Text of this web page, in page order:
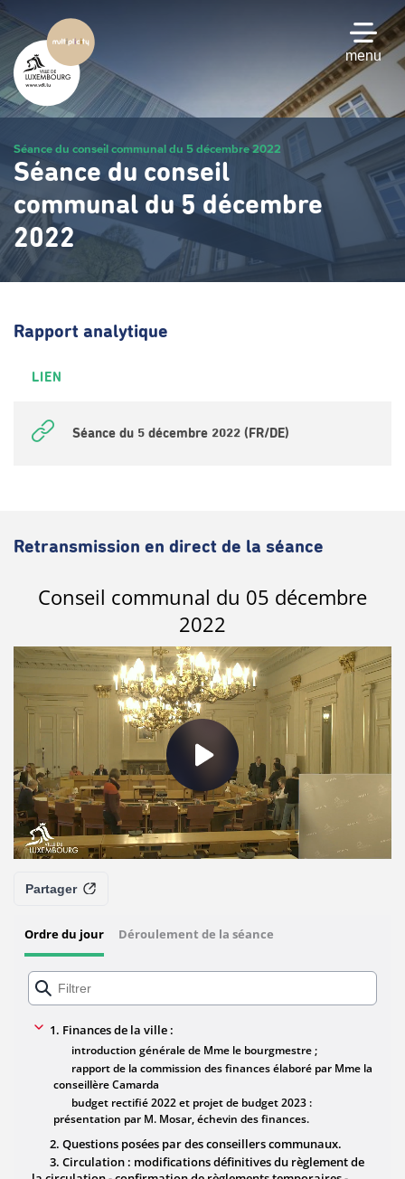
Passer
au
contenu
principal
menu
Séance du conseil communal du 5 décembre 2022
Séance du conseil
communal du 5 décembre
2022
Rapport analytique
LIEN
Séance du 5 décembre 2022 (FR/DE)
Retransmission en direct de la séance